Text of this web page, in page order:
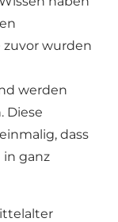
zuvor wurden
werden
Diese
dass
in ganz